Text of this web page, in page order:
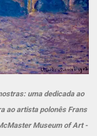
uma dedicada ao
ao artista polonês Frans
Museum of Art -